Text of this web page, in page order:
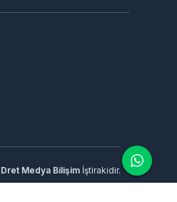
Dret Medya Bilişimİştirakidir.